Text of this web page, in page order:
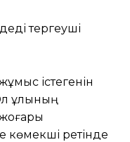
тергеуші
істегенін
ұлының
көмекші ретінде